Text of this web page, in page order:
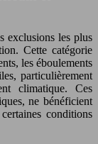
exclusions les plus
Cette catégorie
les éboulements
particulièrement
climatique. Ces
ne bénéficient
conditions